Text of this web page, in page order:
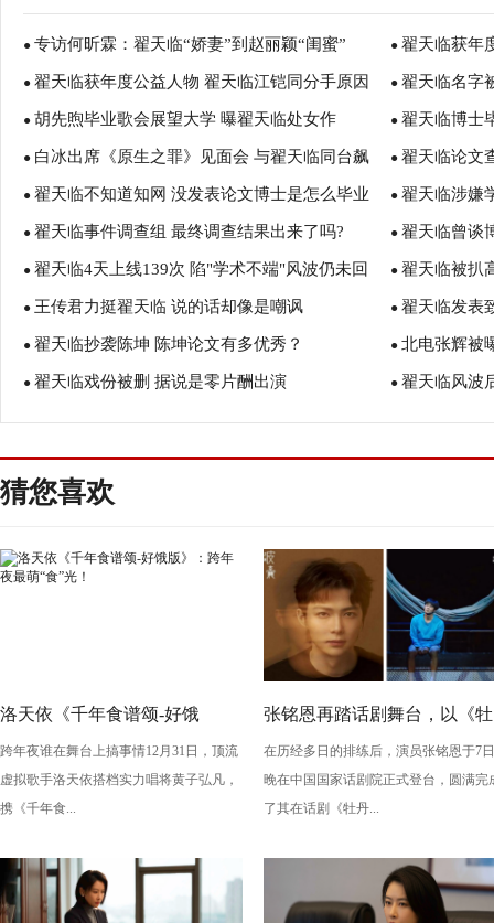
● 专访何昕霖：翟天临“娇妻”到赵丽颖“闺蜜” ● 翟天临获年
同分手 翟天
● 翟天临获年度公益人物 翟天临江铠同分手原因
揭秘 翟天临江铠同恋情回顾
● 翟天临名字
● 胡先煦毕业歌会展望大学 曝翟天临处女作 ● 翟天临博士
● 白冰出席《原生之罪》见面会 与翟天临同台飙
戏
● 翟天临论文
● 翟天临不知道知网 没发表论文博士是怎么毕业
的？
● 翟天临涉嫌
● 翟天临事件调查组 最终调查结果出来了吗? ● 翟天临曾谈
会上热搜”
● 翟天临4天上线139次 陷"学术不端"风波仍未回
应
● 翟天临被扒
● 王传君力挺翟天临 说的话却像是嘲讽 ● 翟天临发表
● 翟天临抄袭陈坤 陈坤论文有多优秀？ ● 北电张辉被
● 翟天临戏份被删 据说是零片酬出演 ● 翟天临风波
猜您喜欢
洛天依《千年食谱颂-好饿
版》：跨年夜最萌“食”光！
跨年夜谁在舞台上搞事情12月31日，顶流
虚拟歌手洛天依搭档实力唱将黄子弘凡，
携《千年食...
张铭恩再踏话剧舞台，以《牡
丹亭上三生路》续写古典深
情，全新演绎“柳梦梅”至情至
在历经多日的排练后，演员张铭恩于7日
晚在中国国家话剧院正式登台，圆满完
了其在话剧《牡丹...